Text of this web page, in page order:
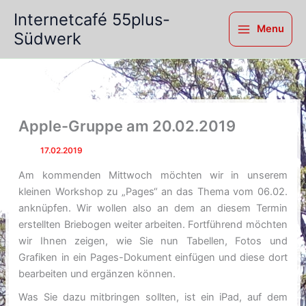
Inhalt
springen
Internetcafé 55plus-
Südwerk
Menu
Apple-Gruppe am 20.02.2019
/17.02.2019
Am kommenden Mittwoch möchten wir in unserem
kleinen Workshop zu „Pages“ an das Thema vom 06.02.
anknüpfen. Wir wollen also an dem an diesem Termin
erstellten Briebogen weiter arbeiten. Fortführend möchten
wir Ihnen zeigen, wie Sie nun Tabellen, Fotos und
Grafiken in ein Pages-Dokument einfügen und diese dort
bearbeiten und ergänzen können.
Was Sie dazu mitbringen sollten, ist ein iPad, auf dem